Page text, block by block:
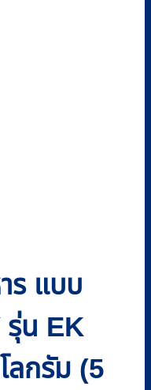
ร แบบ
รุ่น EK
ลกรัม (5